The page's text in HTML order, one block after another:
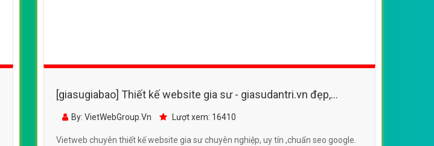
[giasugiabao] Thiết kế website gia sư - giasudantri.vn đẹp,
chuyên nghiệp chuẩn SEO
By: VietWebGroup.Vn Lượt xem: 16410
Vietweb chuyên thiết kế website gia sư chuyên nghiệp, uy tín ,chuẩn seo google.